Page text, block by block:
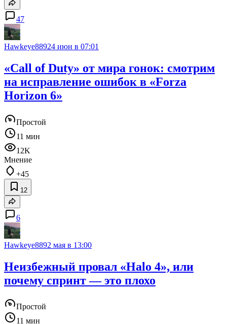
47
Hawkeye88924 июн в 07:01
«Call of Duty» от мира гонок: смотрим
на исправление ошибок в «Forza
Horizon 6»
Простой
11 мин
12K
Мнение
+45
12
6
Hawkeye8892 мая в 13:00
Неизбежный провал «Halo 4», или
почему спринт — это плохо
Простой
11 мин